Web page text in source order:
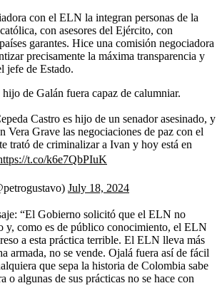
con el ELN la integran personas de la
con asesores del Ejército, con
garantes. Hice una comisión negociadora
precisamente la máxima transparencia y
jefe de Estado.
de Galán fuera capaz de calumniar.
Castro es hijo de un senador asesinado, y
Vera Grave las negociaciones de paz con el
trató de criminalizar a Ivan y hoy está en
t.co/k6e7QbPIuK
July 18, 2024
“El Gobierno solicitó que el ELN no
y, como es de público conocimiento, el ELN
a esta práctica terrible. El ELN lleva más
armada, no se vende. Ojalá fuera así de fácil
que sepa la historia de Colombia sabe
o algunas de sus prácticas no se hace con